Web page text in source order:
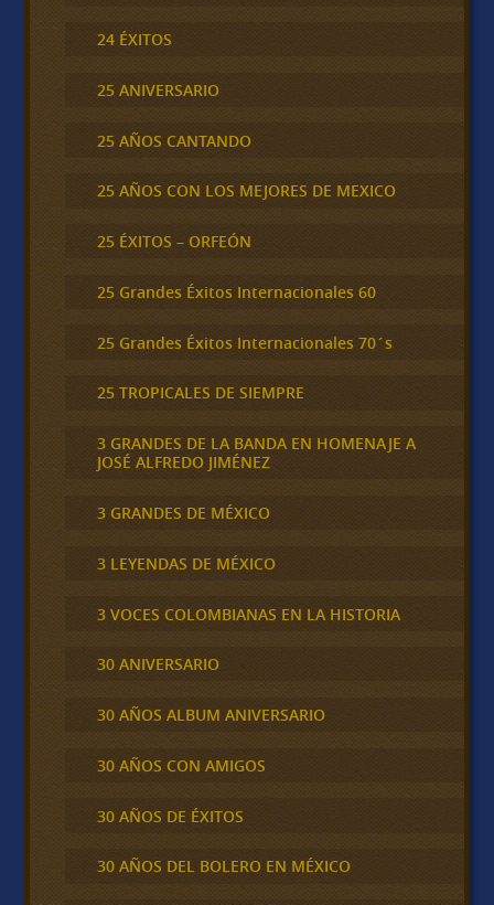
24 ÉXITOS
25 ANIVERSARIO
25 AÑOS CANTANDO
25 AÑOS CON LOS MEJORES DE MEXICO
25 ÉXITOS – ORFEÓN
25 Grandes Éxitos Internacionales 60
25 Grandes Éxitos Internacionales 70´s
25 TROPICALES DE SIEMPRE
3 GRANDES DE LA BANDA EN HOMENAJE A
JOSÉ ALFREDO JIMÉNEZ
3 GRANDES DE MÉXICO
3 LEYENDAS DE MÉXICO
3 VOCES COLOMBIANAS EN LA HISTORIA
30 ANIVERSARIO
30 AÑOS ALBUM ANIVERSARIO
30 AÑOS CON AMIGOS
30 AÑOS DE ÉXITOS
30 AÑOS DEL BOLERO EN MÉXICO